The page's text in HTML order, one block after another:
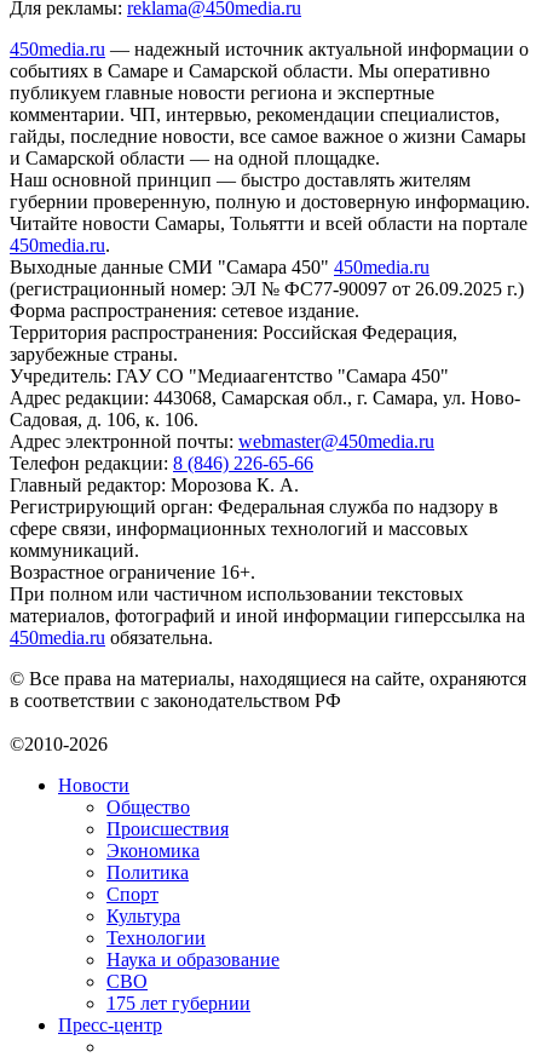
Для рекламы: reklama@450media.ru
450media.ru — надежный источник актуальной информации о
событиях в Самаре и Самарской области. Мы оперативно
публикуем главные новости региона и экспертные
комментарии. ЧП, интервью, рекомендации специалистов,
гайды, последние новости, все самое важное о жизни Самары
и Самарской области — на одной площадке.
Наш основной принцип — быстро доставлять жителям
губернии проверенную, полную и достоверную информацию.
Читайте новости Самары, Тольятти и всей области на портале
450media.ru.
Выходные данные СМИ "Самара 450" 450media.ru
(регистрационный номер: ЭЛ № ФС77-90097 от 26.09.2025 г.)
Форма распространения: сетевое издание.
Территория распространения: Российская Федерация,
зарубежные страны.
Учредитель: ГАУ СО "Медиаагентство "Самара 450"
Адрес редакции: 443068, Самарская обл., г. Самара, ул. Ново-
Садовая, д. 106, к. 106.
Адрес электронной почты: webmaster@450media.ru
Телефон редакции: 8 (846) 226-65-66
Главный редактор: Морозова К. А.
Регистрирующий орган: Федеральная служба по надзору в
сфере связи, информационных технологий и массовых
коммуникаций.
Возрастное ограничение 16+.
При полном или частичном использовании текстовых
материалов, фотографий и иной информации гиперссылка на
450media.ru обязательна.
© Все права на материалы, находящиеся на сайте, охраняются
в соответствии с законодательством РФ
©2010-2026
Новости
Общество
Происшествия
Экономика
Политика
Спорт
Культура
Технологии
Наука и образование
СВО
175 лет губернии
Пресс-центр